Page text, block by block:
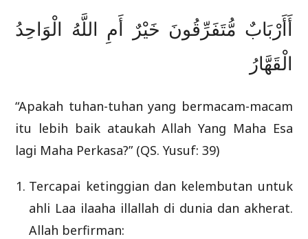
أَأَرْبَابٌ مُّتَفَرِّقُونَ خَيْرٌ أَمِ اللَّهُ الْوَاحِدُ
الْقَهَّارُ
“Apakah tuhan-tuhan yang bermacam-macam
itu lebih baik ataukah Allah Yang Maha Esa
lagi Maha Perkasa?” (QS. Yusuf: 39)
Tercapai ketinggian dan kelembutan untuk
ahli Laa ilaaha illallah di dunia dan akherat.
Allah berfirman: